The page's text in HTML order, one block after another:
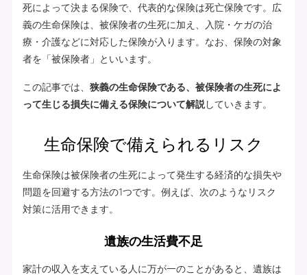
死によって決まる保険で、代表的な保険は死亡保険です。広
義の生命保険は、被保険者の生死に加え、入院・ケガの治
療・介護などに対応した保険が入ります。なお、保険の対象
者を「被保険者」といいます。
この記事では、 狭義の生命保険である、被保険者の生死によ
って生じる損失に備える保険について解説していきます。
生命保険で備えられるリスク
生命保険は被保険者の生死によって発生する経済的な損失や
問題を回避する方法の1つです。例えば、次のようなリスク
対策に活用できます。
遺族の生活費不足
家計の収入を支えている人に万が一のことがあると、遺族は